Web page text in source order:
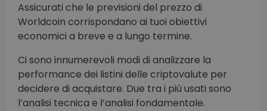
Assicurati che le previsioni del prezzo di
Worldcoin corrispondano ai tuoi obiettivi
economici a breve e a lungo termine.
Ci sono innumerevoli modi di analizzare la
performance dei listini delle criptovalute per
decidere di acquistare. Due tra i più usati sono
l’analisi tecnica e l’analisi fondamentale.